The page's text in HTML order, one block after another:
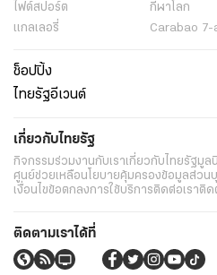
ไฟต์สปอร์ต
กีฬาโลก
แกลเลอรี่
Carabao 7-
ช็อปปิ้ง
ไทยรัฐอีเวนต์
เกี่ยวกับไทยรัฐ
กิจกรรมร่วมงานกับเราเกี่ยวกับไทยรัฐมูล
ศูนย์ช่วยเหลือนโยบายคุ้มครองข้อมูลส่วน
เงื่อนไขข้อตกลงการใช้บริการติดต่อเราติด
ติดตามเราได้ที่